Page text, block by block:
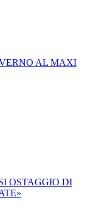
AL MAXI
OSTAGGIO DI